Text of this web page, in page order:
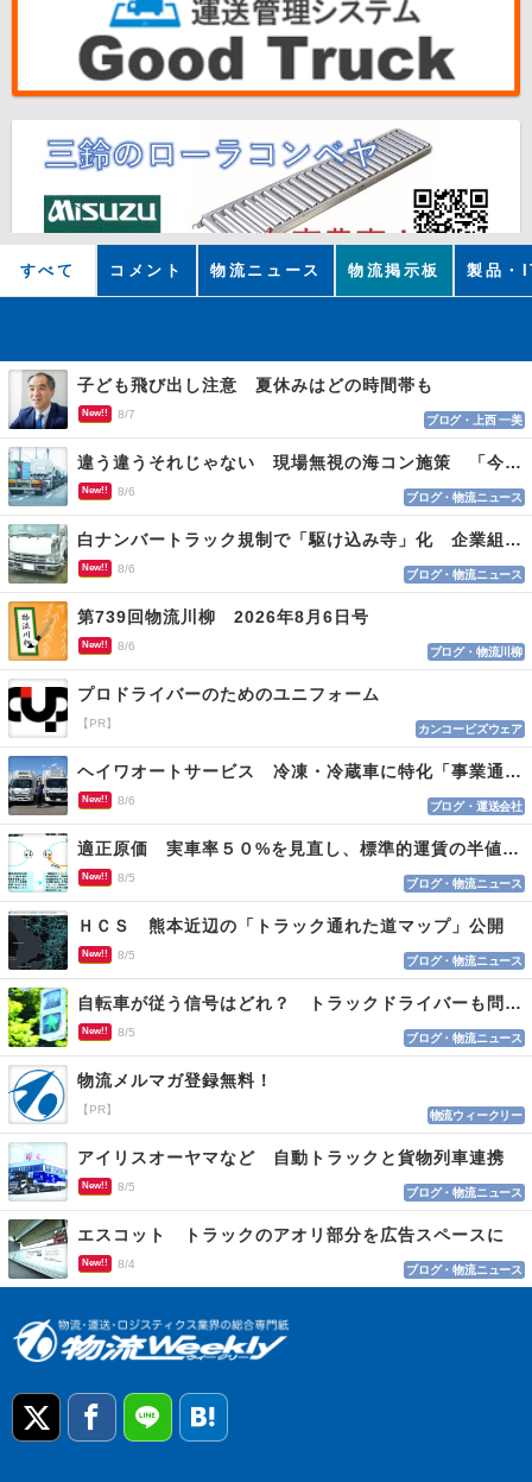
すべて コメント 物流ニュース 物流掲示板 製品・
子ども飛び出し注意 夏休みはどの時間帯も
New!! 8/7 ブログ・上西 一美
違う違うそれじゃない 現場無視の海コン施策 「今でも平均２～３時間は待つ」
New!! 8/6 ブログ・物流ニュース
白ナンバートラック規制で「駆け込み寺」化 企業組合が入会基準を見直しへ
New!! 8/6 ブログ・物流ニュース
第739回物流川柳 2026年8月6日号
New!! 8/6 ブログ・物流川柳
プロドライバーのためのユニフォーム
【PR】 カンコービズウェア
ヘイワオートサービス 冷凍・冷蔵車に特化「事業通じ貢献目指す」
New!! 8/6 ブログ・運送会社
適正原価 実車率５０%を見直し、標準的運賃の半値の恐れも
New!! 8/5 ブログ・物流ニュース
ＨＣＳ 熊本近辺の「トラック通れた道マップ」公開
New!! 8/5 ブログ・物流ニュース
自転車が従う信号はどれ？ トラックドライバーも問われる認識
New!! 8/5 ブログ・物流ニュース
物流メルマガ登録無料！
【PR】 物流ウィークリー
アイリスオーヤマなど 自動トラックと貨物列車連携
New!! 8/5 ブログ・物流ニュース
エスコット トラックのアオリ部分を広告スペースに
New!! 8/4 ブログ・物流ニュース